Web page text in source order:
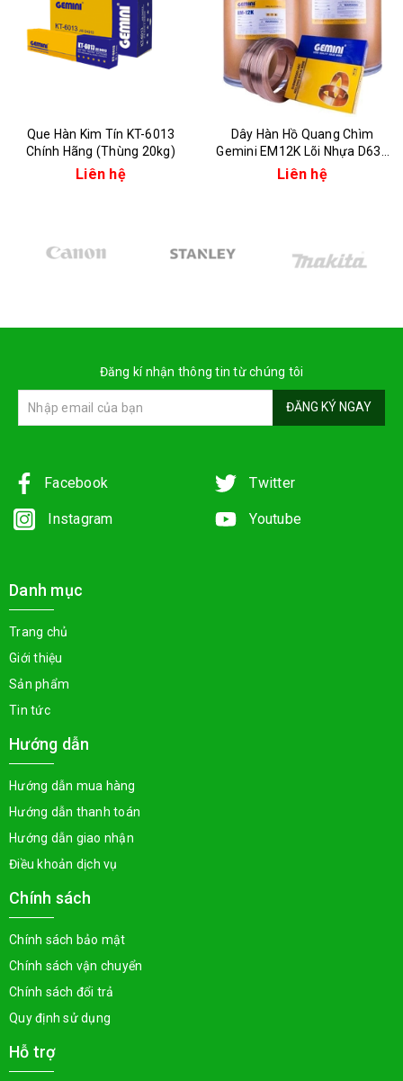
Dây Hàn Hồ Quang Chìm
Gemini EM12K Lõi Nhựa D630
Kim Tín (Cuộn 25kg)
Liên hệ
Dây Hàn Hồ Quang Chìm
Gemini EM-12K Kim Tín Chính
Hãng (Cuộn 25kg)
Liên hệ
Đăng kí nhận thông tin từ chúng tôi
ĐĂNG KÝ NGAY
Facebook Twitter
Instagram Youtube
Danh mục
Trang chủ
Giới thiệu
Sản phẩm
Tin tức
Hướng dẫn
Hướng dẫn mua hàng
Hướng dẫn thanh toán
Hướng dẫn giao nhận
Điều khoản dịch vụ
Chính sách
Chính sách bảo mật
Chính sách vận chuyển
Chính sách đổi trả
Quy định sử dụng
Hỗ trợ